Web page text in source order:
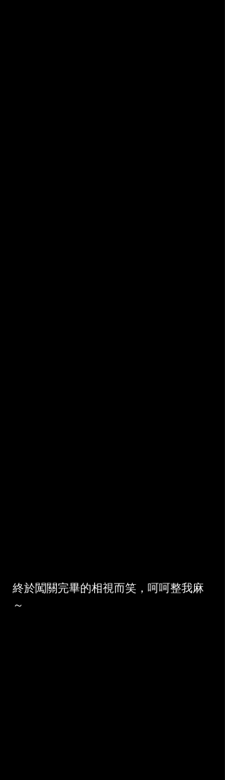
終於闖關完畢的相視而笑，呵呵整我麻
～